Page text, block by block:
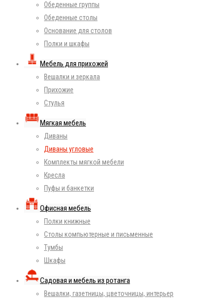
Обеденные группы
Обеденные столы
Основание для столов
Полки и шкафы
Мебель для прихожей
Вешалки и зеркала
Прихожие
Стулья
Мягкая мебель
Диваны
Диваны угловые
Комплекты мягкой мебели
Кресла
Пуфы и банкетки
Офисная мебель
Полки книжные
Столы компьютерные и письменные
Тумбы
Шкафы
Садовая и мебель из ротанга
Вешалки, газетницы, цветочницы, интерьер